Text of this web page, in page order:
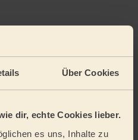
Über Cookies
dir, echte Cookies lieber.
es uns, Inhalte zu
am grateful that he is also